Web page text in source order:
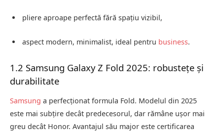
pliere aproape perfectă fără spațiu vizibil,
aspect modern, minimalist, ideal pentru business.
1.2 Samsung Galaxy Z Fold 2025: robustețe și
durabilitate
Samsung a perfecționat formula Fold. Modelul din 2025
este mai subțire decât predecesorul, dar rămâne ușor mai
greu decât Honor. Avantajul său major este certificarea